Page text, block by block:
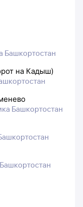
Башкортостан
на Кадыш)
Башкортостан